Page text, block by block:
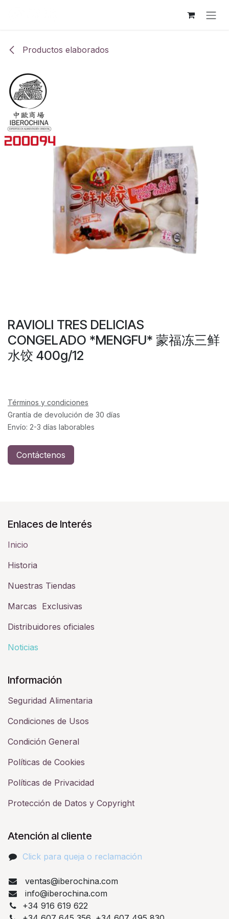
Productos elaborados
RAVIOLI TRES DELICIAS
CONGELADO *MENGFU* 蒙福冻三鲜
水饺 400g/12
Términos y condiciones
Grantía de devolución de 30 días
Envío: 2-3 días laborables
Contáctenos
Enlaces de Interés
Inicio
Historia​
Nuestras Tiendas
Marcas Exclusivas
Distribuidores oficiales
Noticias
Información
Seguridad Alimentaria
Condiciones de Usos
Condición General
Políticas de Cookies
Políticas de Privacidad
Protección de Datos y Copyright
Atención al cliente
Click para queja o reclamación​
ventas@iberochina.com
info@iberochina.com
+34 916 619 622